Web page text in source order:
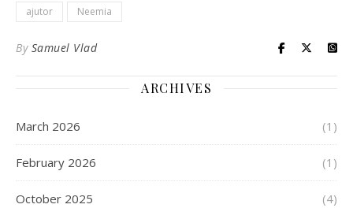
ajutor Neemia
By Samuel Vlad
ARCHIVES
March 2026 (1)
February 2026 (1)
October 2025 (4)